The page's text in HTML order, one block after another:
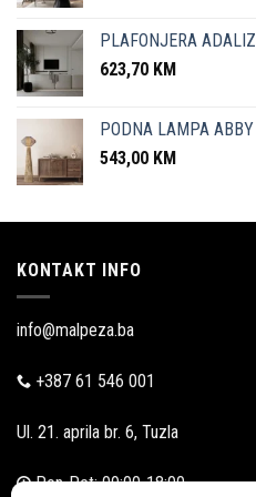
PLAFONJERA ADALIZ
623,70 KM
PODNA LAMPA ABBY
543,00 KM
KONTAKT INFO
info@malpeza.ba
+387 61 546 001
Ul. 21. aprila br. 6, Tuzla
Pon-Pet: 09:00-18:00